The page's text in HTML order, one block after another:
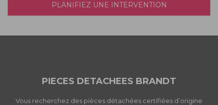
PLANIFIEZ UNE INTERVENTION
PIECES DETACHEES BRANDT
Vous recherchez des pièces détachées certifiées d’origine